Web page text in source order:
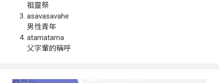
祖靈祭
asavasavahe
男性青年
atamatama
父字輩的稱呼